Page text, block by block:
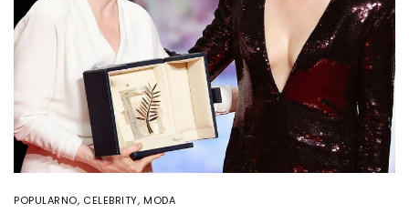
POPULARNO, CELEBRITY,MODA